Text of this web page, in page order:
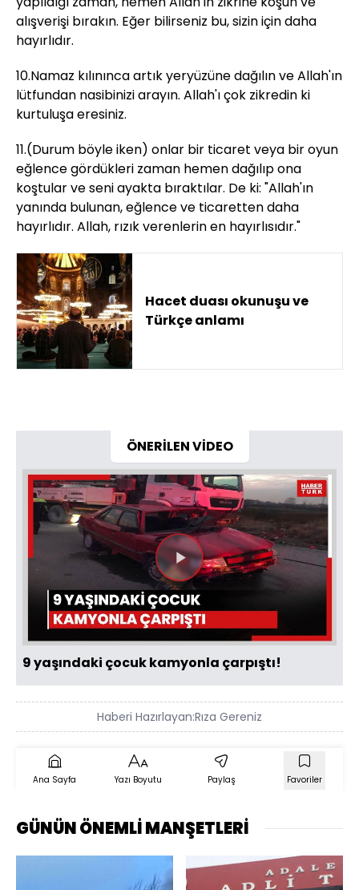
alışverişi bırakın. Eğer bilirseniz bu, sizin için daha
hayırlıdır.
10.Namaz kılınınca artık yeryüzüne dağılın ve Allah'ın
lütfundan nasibinizi arayın. Allah'ı çok zikredin ki
kurtuluşa eresiniz.
11.(Durum böyle iken) onlar bir ticaret veya bir oyun
eğlence gördükleri zaman hemen dağılıp ona
koştular ve seni ayakta bıraktılar. De ki: "Allah'ın
yanında bulunan, eğlence ve ticaretten daha
hayırlıdır. Allah, rızık verenlerin en hayırlısıdır."
Hacet duası okunuşu ve
Türkçe anlamı
ÖNERİLEN VİDEO
Videoyu
Oynat
9 yaşındaki çocuk kamyonla çarpıştı!
Haberi Hazırlayan:Rıza Gereniz
Ana Sayfa Yazı Boyutu Paylaş Favoriler
GÜNÜN ÖNEMLİ MANŞETLERİ